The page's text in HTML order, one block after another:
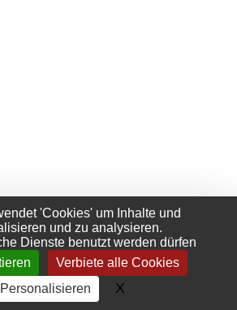
'Cookies' um Inhalte und
und zu analysieren.
Dienste benutzt werden dürfen
Verbiete alle Cookies
Personalisieren
X